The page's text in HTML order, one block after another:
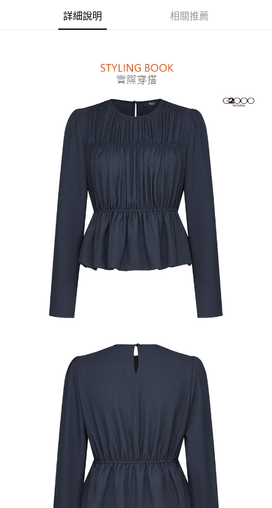
【關於「AFTEE先享後付」】
AFTEE先享後付是「在收到商品之後才付款」的支付方式。 讓您購物簡單
２．便利：只要手機號碼，簡訊認證，即可結帳。
３．安心：先確認商品／服務後，再付款。
１．於結帳方式選擇「AFTEE先享後付」後，將跳轉至「AFTEE先享後付」
結帳頁面，進行簡訊認證並確認金額後，即可完成結帳。
２．訂單成立數日內，您將收到繳費通知簡訊。
３．收到繳費通知簡訊後14天內，點擊此簡訊中的連結，可透過四大超商／
ATM／網路銀行／等多元方式進行付款，方視為交易完成。
※ 請注意：結帳手續完成當下不需立刻繳費，但若您需要取消訂單，請聯絡
購買商品的店家。未經商家同意取消之訂單仍視為有效，需透過AFTEE先享
後付繳納相關費用。
※ 交易是否成功請以「AFTEE先享後付 」之結帳頁面顯示為準，若有關於
是否繳費成功／繳費後需取消欲退款等相關疑問，請聯繫「AFTEE先享後付
客戶支援中心」
https://netprotections.freshdesk.com/support/home
【注意事項】
１．透過由恩沛科技股份有限公司提供之「AFTEE先享後付」服務完成之交
易，需依本服務之必要範圍內提供個人資料，並將交易相關給付款項請求債
權轉讓予恩沛科技股份有限公司。
２．關於個人資料處理事宜，請瀏覽以下網址：
https://aftee.tw/terms/#terms3
３．未成年的使用者請事先徵得法定代理人或監護人之同意方可使用
「AFTEE先享後付」，若未經同意申辦者引起之損失，本公司不負相關責
時審查核予不同之上限額度；若仍有額度不足之情形，本公司將視審查結果
請求用戶進行身份認證。
５．嚴禁一人註冊多個帳號或使用他人資訊註冊。若發現惡意使用之情形，
恩沛科技股份有限公司將有權停止該用戶之使用額度並採取法律行動。
付款後萊爾富取貨
每筆NT$80，滿NT$1,500(含以上)免運費
付款後7-11取貨
每筆NT$80，滿NT$1,500(含以上)免運費
每筆NT$120，滿NT$1,500(含以上)免運費
詳細說明 相關推薦